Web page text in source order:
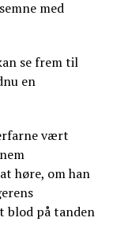
med
se frem til
en
vært
høre, om han
blod på tanden